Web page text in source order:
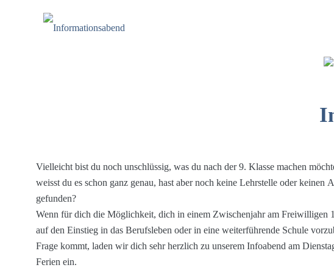
Vielleicht bist du noch unschlüssig, was du nach der 9. Klasse machen
weisst du es schon ganz genau, hast aber noch keine Lehrstelle oder keinen
gefunden?
Wenn für dich die Möglichkeit, dich in einem Zwischenjahr am Freiwilligen
auf den Einstieg in das Berufsleben oder in eine weiterführende Schule
Frage kommt, laden wir dich sehr herzlich zu unserem Infoabend am
Ferien ein.